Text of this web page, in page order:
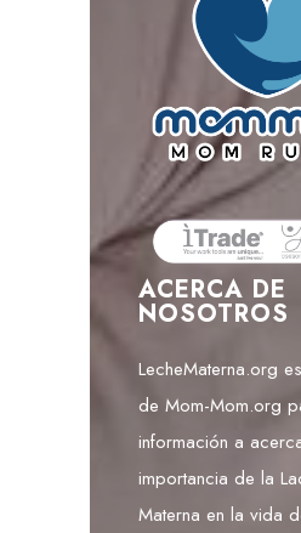
ACERCA DE
NOSOTROS
LecheMaterna.org
de Mom-Mom.org
información a
importancia de la
Materna en la vida